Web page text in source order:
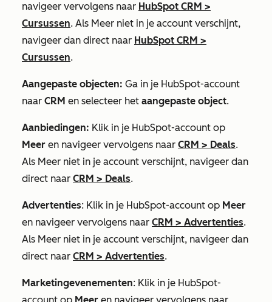
navigeer vervolgens naar HubSpot CRM >
Cursussen. Als Meer niet in je account verschijnt,
navigeer dan direct naar HubSpot CRM >
Cursussen.
Aangepaste objecten: Ga in je HubSpot-account
naar CRM en selecteer het aangepaste object.
Aanbiedingen: Klik in je HubSpot-account op
Meer en navigeer vervolgens naar CRM > Deals.
Als Meer niet in je account verschijnt, navigeer dan
direct naar CRM > Deals.
Advertenties: Klik in je HubSpot-account op Meer
en navigeer vervolgens naar CRM > Advertenties.
Als Meer niet in je account verschijnt, navigeer dan
direct naar CRM > Advertenties.
Marketingevenementen: Klik in je HubSpot-